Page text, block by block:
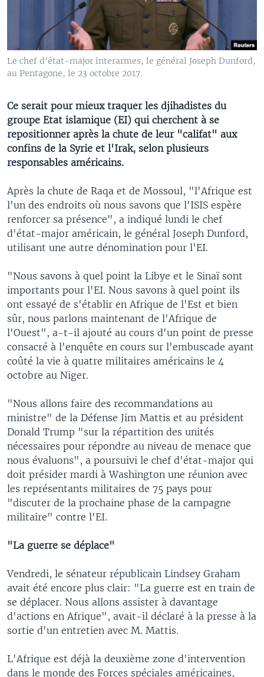
Le chef d'état-major interarmes, le général Joseph Dunford,
au Pentagone, le 23 octobre 2017.
Ce serait pour mieux traquer les djihadistes du
groupe Etat islamique (EI) qui cherchent à se
repositionner après la chute de leur "califat" aux
confins de la Syrie et l'Irak, selon plusieurs
responsables américains.
Après la chute de Raqa et de Mossoul, "l'Afrique est
l'un des endroits où nous savons que l'ISIS espère
renforcer sa présence", a indiqué lundi le chef
d'état-major américain, le général Joseph Dunford,
utilisant une autre dénomination pour l'EI.
"Nous savons à quel point la Libye et le Sinaï sont
importants pour l'EI. Nous savons à quel point ils
ont essayé de s'établir en Afrique de l'Est et bien
sûr, nous parlons maintenant de l'Afrique de
l'Ouest", a-t-il ajouté au cours d'un point de presse
consacré à l'enquête en cours sur l'embuscade ayant
coûté la vie à quatre militaires américains le 4
octobre au Niger.
"Nous allons faire des recommandations au
ministre" de la Défense Jim Mattis et au président
Donald Trump "sur la répartition des unités
nécessaires pour répondre au niveau de menace que
nous évaluons", a poursuivi le chef d'état-major qui
doit présider mardi à Washington une réunion avec
les représentants militaires de 75 pays pour
"discuter de la prochaine phase de la campagne
militaire" contre l'EI.
"La guerre se déplace"
Vendredi, le sénateur républicain Lindsey Graham
avait été encore plus clair: "La guerre est en train de
se déplacer. Nous allons assister à davantage
d'actions en Afrique", avait-il déclaré à la presse à la
sortie d'un entretien avec M. Mattis.
L'Afrique est déjà la deuxième zone d'intervention
dans le monde des Forces spéciales américaines,